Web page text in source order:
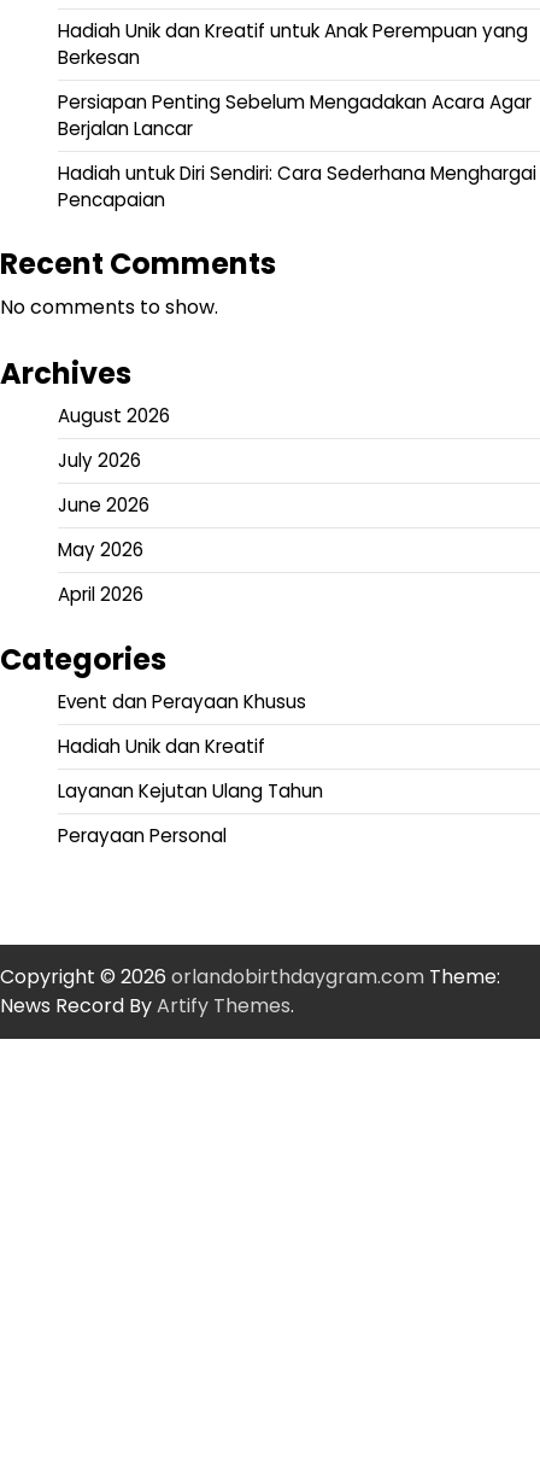
Hadiah Unik dan Kreatif untuk Anak Perempuan yang
Berkesan
Persiapan Penting Sebelum Mengadakan Acara Agar
Berjalan Lancar
Hadiah untuk Diri Sendiri: Cara Sederhana Menghargai
Pencapaian
Recent Comments
No comments to show.
Archives
August 2026
July 2026
June 2026
May 2026
April 2026
Categories
Event dan Perayaan Khusus
Hadiah Unik dan Kreatif
Layanan Kejutan Ulang Tahun
Perayaan Personal
Copyright © 2026 orlandobirthdaygram.com Theme:
News Record ByArtify Themes.